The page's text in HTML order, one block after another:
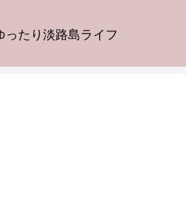
ったり淡路島ライフ